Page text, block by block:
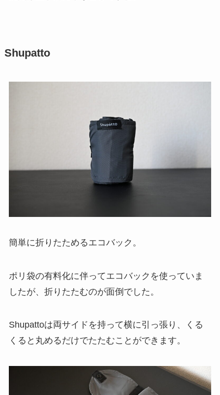
Shupatto
簡単に折りたためるエコバック。
ポリ袋の有料化に伴ってエコバックを使っていま
したが、折りたたむのが面倒でした。
Shupattoは両サイドを持って横に引っ張り、くる
くると丸めるだけでたたむことができます。